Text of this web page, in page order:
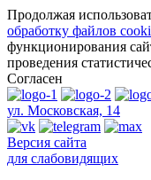
Продолжая
обработку файлов
функционирования
проведения
Согласен
ул. Московская, 14
Версия сайта
для слабовидящих